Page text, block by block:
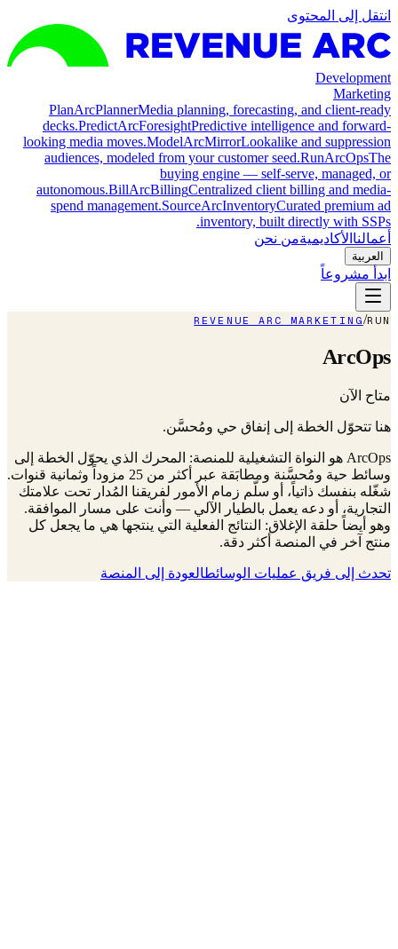
انتقل إلى المحتوى
Development
Marketing
PlanArcPlannerMedia planning, forecasting, and client-ready
decks.PredictArcForesightPredictive intelligence and forward-
looking media moves.ModelArcMirrorLookalike and suppression
audiences, modeled from your customer seed.RunArcOpsThe
buying engine — self-serve, managed, or
autonomous.BillArcBillingCentralized client billing and media-
spend management.SourceArcInventoryCurated premium ad
inventory, built directly with SSPs.
أعمالنا الأكاديميةمن نحن
العربية
ابدأ مشروعاً
REVENUE ARC MARKETING/RUN
ArcOps
متاح الآن
هنا تتحوّل الخطة إلى إنفاق حي ومُحسَّن.
ArcOps هو النواة التشغيلية للمنصة: المحرك الذي يحوّل الخطة إلى
وسائط حية ومُحسَّنة ومطابَقة عبر أكثر من 25 مزوداً وثمانية قنوات.
شغّله بنفسك ذاتياً، أو سلّم زمام الأمور لفريقنا المُدار تحت علامتك
التجارية، أو دعه يعمل بالطيار الآلي — وأنت على مسار الموافقة.
وهو أيضاً حلقة الإغلاق: النتائج الفعلية التي ينتجها هي ما يجعل كل
منتج آخر في المنصة أكثر دقة.
تحدث إلى فريق عمليات الوسائطالعودة إلى المنصة